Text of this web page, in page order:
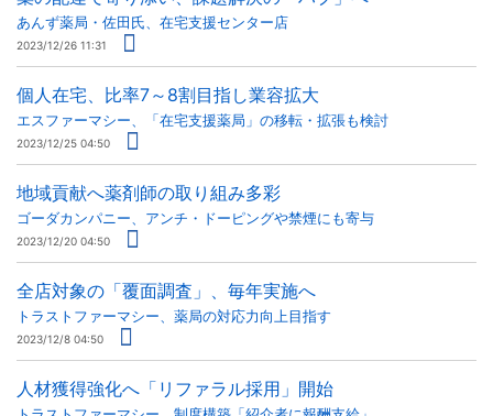
あんず薬局・佐田氏、在宅支援センター店
2023/12/26 11:31
個人在宅、比率7～8割目指し業容拡大
エスファーマシー、「在宅支援薬局」の移転・拡張も検討
2023/12/25 04:50
地域貢献へ薬剤師の取り組み多彩
ゴーダカンパニー、アンチ・ドーピングや禁煙にも寄与
2023/12/20 04:50
全店対象の「覆面調査」、毎年実施へ
トラストファーマシー、薬局の対応力向上目指す
2023/12/8 04:50
人材獲得強化へ「リファラル採用」開始